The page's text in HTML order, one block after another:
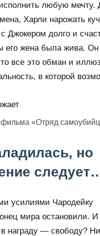
любую мечту.
Харли нарожать
Джокером долго и
его жена была жива.
все это обман и
в которой
фильма «Отряд
но
усилиями Чародейку
мира остановили. И
награду — свободу?